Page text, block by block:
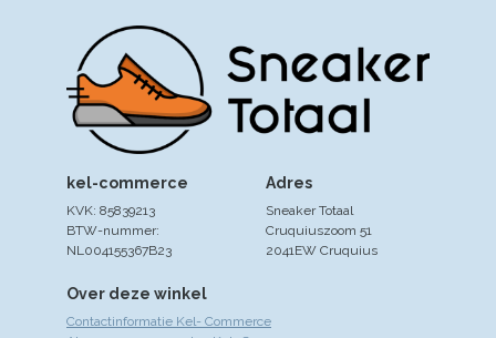
Over deze winkel
Contactinformatie Kel- Commerce
Adres
Sneaker Totaal
Cruquiuszoom 51
2041EW Cruquius
kel-commerce
KVK: 85839213
BTW-nummer:
NL004155367B23